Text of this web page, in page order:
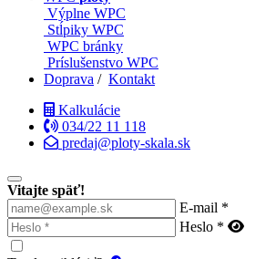
Výplne WPC
Stĺpiky WPC
WPC bránky
Príslušenstvo WPC
Doprava / Kontakt
Kalkulácie
034/22 11 118
predaj@ploty-skala.sk
Vitajte späť!
E-mail *
Heslo *